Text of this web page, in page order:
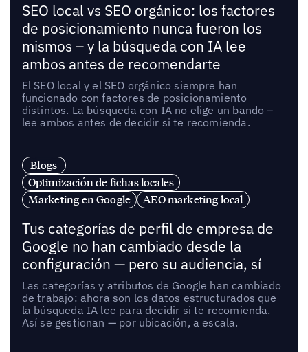
SEO local vs SEO orgánico: los factores
de posicionamiento nunca fueron los
mismos – y la búsqueda con IA lee
ambos antes de recomendarte
El SEO local y el SEO orgánico siempre han
funcionado con factores de posicionamiento
distintos. La búsqueda con IA no elige un bando –
lee ambos antes de decidir si te recomienda.
Blogs
Optimización de fichas locales
Marketing en Google
AEO marketing local
Tus categorías de perfil de empresa de
Google no han cambiado desde la
configuración — pero su audiencia, sí
Las categorías y atributos de Google han cambiado
de trabajo: ahora son los datos estructurados que
la búsqueda IA lee para decidir si te recomienda.
Así se gestionan — por ubicación, a escala.